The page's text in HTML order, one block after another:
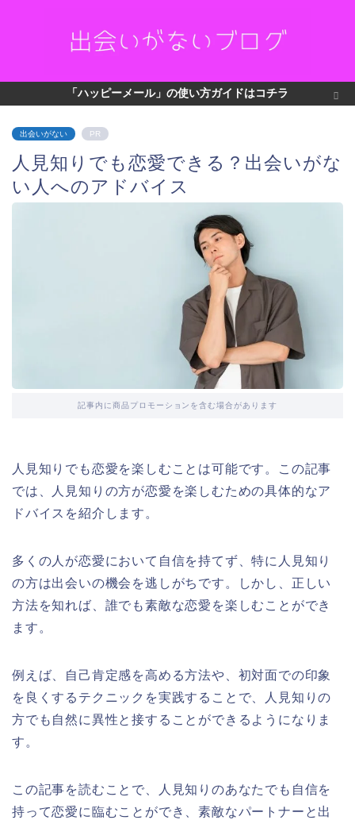
「ハッピーメール」の使い方ガイドはコチラ
出会いがない PR
人見知りでも恋愛できる？出会いがな
い人へのアドバイス
記事内に商品プロモーションを含む場合があります
人見知りでも恋愛を楽しむことは可能です。この記事
では、人見知りの方が恋愛を楽しむための具体的なア
ドバイスを紹介します。
多くの人が恋愛において自信を持てず、特に人見知り
の方は出会いの機会を逃しがちです。しかし、正しい
方法を知れば、誰でも素敵な恋愛を楽しむことができ
ます。
例えば、自己肯定感を高める方法や、初対面での印象
を良くするテクニックを実践することで、人見知りの
方でも自然に異性と接することができるようになりま
す。
この記事を読むことで、人見知りのあなたでも自信を
持って恋愛に臨むことができ、素敵なパートナーと出